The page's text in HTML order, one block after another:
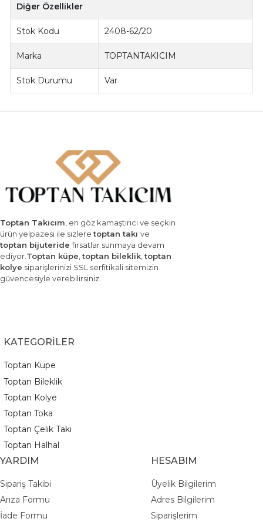
Diğer Özellikler
Stok Kodu 2408-62/20
Marka TOPTANTAKICIM
Stok Durumu Var
Toptan Takıcım, en göz kamaştırıcı ve seçkin
ürün yelpazesi ile sizleretoptan takı ve
toptan bijuteridefırsatlar sunmaya devam
ediyor.Toptan küpe,toptan bileklik,toptan
kolye siparişlerinizi SSL serfitikali sitemizin
güvencesiyle verebilirsiniz.
KATEGORİLER
Toptan Küpe
Toptan Bileklik
Toptan Kolye
Toptan Toka
Toptan Çelik Takı
Toptan Halhal
YARDIM
Sipariş Takibi
Arıza Formu
İade Formu
HESABIM
Üyelik Bilgilerim
Adres Bilgilerim
Siparişlerim